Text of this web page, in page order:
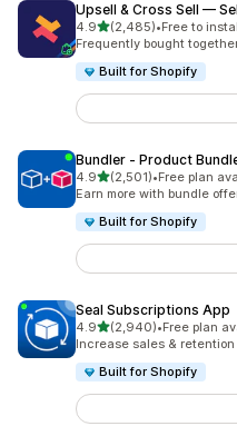
Upsell & Cross Sell —
4.9별 5개 중
(2,485)
총 리뷰 2485개
•Free to
Frequently bought
Built for Shopify
Bundler ‑ Product
4.9별 5개 중
(2,501)
총 리뷰 2501개
•Free plan
Earn more with bundle
Built for Shopify
Seal Subscriptions App
4.9별 5개 중
(2,940)
총 리뷰 2940개
•Free plan
Increase sales &
Built for Shopify